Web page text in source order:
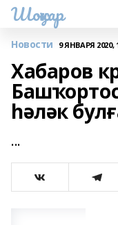
Шоңҡар
Новости 9 ЯНВАРЯ 2020,
Хабаров
һәләк
...